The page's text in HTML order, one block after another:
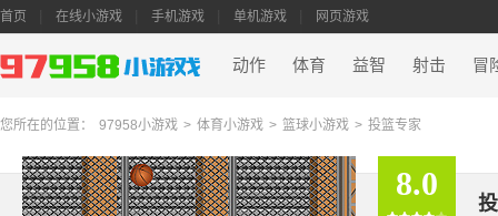
首页 在线小游戏 手机游戏 单机游戏 网页游戏
动作 体育 益智 射击 冒
您所在的位置： 97958小游戏 > 体育小游戏 > 篮球小游戏 > 投篮专家
8.0